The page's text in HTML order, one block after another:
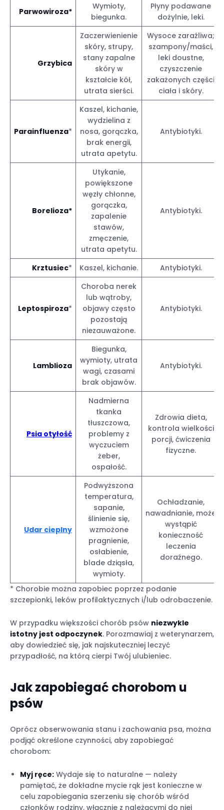
Parwowiroza*
Wymioty,
biegunka.
Płyny podawane
dożylnie, leki.
Grzybica
Zaczerwienienie
skóry, strupy,
stany zapalne
skóry w
kształcie kół,
utrata sierści.
Wysoce zaraźliwa;
szampony/maści,
leki doustne,
czyszczenie
zakażonych części
ciała i skóry.
Parainfluenza*
Kaszel, kichanie,
wydzielina z
nosa, gorączka,
brak energii,
utrata apetytu.
Antybiotyki.
Borelioza*
Utykanie,
powiększone
węzły chłonne,
gorączka,
zapalenie
stawów,
zmęczenie,
utrata apetytu.
Antybiotyki.
Krztusiec* Kaszel, kichanie. Antybiotyki.
Leptospiroza*
Choroba nerek
lub wątroby,
objawy często
pozostają
niezauważone.
Antybiotyki.
Lamblioza
Biegunka,
wymioty, utrata
wagi, czasami
brak objawów.
Antybiotyki.
Psia otyłość
Nadmierna
tkanka
tłuszczowa,
problemy z
wyczuciem
żeber,
ospałość.
Zdrowia dieta,
kontrola wielkości
porcji, ćwiczenia
fizyczne.
Udar cieplny
Podwyższona
temperatura,
sapanie,
ślinienie się,
wzmożone
pragnienie,
osłabienie,
blade dziąsła,
wymioty.
Ochładzanie,
nawadnianie, może
wystąpić
konieczność
leczenia
doraźnego.
* Chorobie można zapobiec poprzez podanie
szczepionki, leków profilaktycznych i/lub odrobaczenie.
W przypadku większości chorób psów niezwykle
istotny jest odpoczynek. Porozmawiaj z weterynarzem,
aby dowiedzieć się, jak najskuteczniej leczyć
przypadłość, na którą cierpi Twój ulubieniec.
Jak zapobiegać chorobom u
psów
Oprócz obserwowania stanu i zachowania psa, można
podjąć określone czynności, aby zapobiegać
chorobom:
Myj ręce: Wydaje się to naturalne — należy
pamiętać, że dokładne mycie rąk jest konieczne w
celu zapobiegania szerzeniu się chorób wśród
członków rodziny, włącznie z należącymi do niej